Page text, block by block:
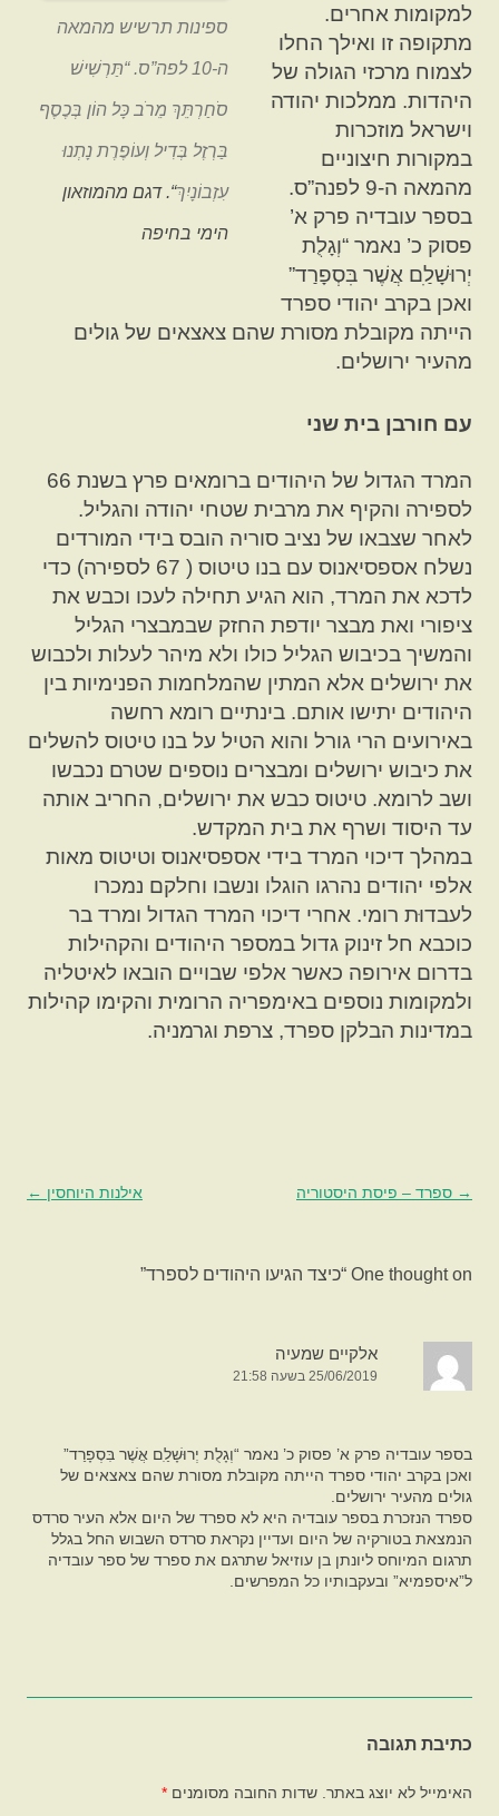
ספינות תרשיש מהמאה
ה-10 לפה”ס. “תַּרְשִׁישׁ
סֹחַרְתֵּךְ מֵרֹב כָּל הוֹן בְּכֶסֶף
בַּרְזֶל בְּדִיל וְעוֹפֶרֶת נָתְנוּ
עִזְבוֹנָיִךְ“. דגם מהמוזאון
הימי בחיפה
למקומות אחרים.
מתקופה זו ואילך החלו
לצמוח מרכזי הגולה של
היהדות. ממלכות יהודה
וישראל מוזכרות
במקורות חיצוניים
מהמאה ה-9 לפנה”ס.
בספר עובדיה פרק א’
פסוק כ’ נאמר “וְגָלֻת
יְרוּשָׁלַ‍ִם אֲשֶׁר בִּסְפָרַד”
ואכן בקרב יהודי ספרד
הייתה מקובלת מסורת שהם צאצאים של גולים
מהעיר ירושלים.
עם חורבן בית שני
המרד הגדול של היהודים ברומאים פרץ בשנת 66
לספירה והקיף את מרבית שטחי יהודה והגליל.
לאחר שצבאו של נציב סוריה הובס בידי המורדים
נשלח אספסיאנוס עם בנו טיטוס ( 67 לספירה) כדי
לדכא את המרד, הוא הגיע תחילה לעכו וכבש את
ציפורי ואת מבצר יודפת החזק שבמבצרי הגליל
והמשיך בכיבוש הגליל כולו ולא מיהר לעלות ולכבוש
את ירושלים אלא המתין שהמלחמות הפנימיות בין
היהודים יתישו אותם. בינתיים רומא רחשה
באירועים הרי גורל והוא הטיל על בנו טיטוס להשלים
את כיבוש ירושלים ומבצרים נוספים שטרם נכבשו
ושב לרומא. טיטוס כבש את ירושלים, החריב אותה
עד היסוד ושרף את בית המקדש.
במהלך דיכוי המרד בידי אספסיאנוס וטיטוס מאות
אלפי יהודים נהרגו הוגלו ונשבו וחלקם נמכרו
לעבדוּת רומי. אחרי דיכוי המרד הגדול ומרד בר
כוכבא חל זינוק גדול במספר היהודים והקהילות
בדרום אירופה כאשר אלפי שבויים הובאו לאיטליה
ולמקומות נוספים באימפריה הרומית והקימו קהילות
במדינות הבלקן ספרד, צרפת וגרמניה.
ניווט
→ ספרד – פיסת היסטוריה אילנות היוחסין ←
One thought on “ כיצד הגיעו היהודים לספרד”
אלקיים שמעיה
25/06/2019 בשעה 21:58
בספר עובדיה פרק א’ פסוק כ’ נאמר “וְגָלֻת יְרוּשָׁלַ‍ִם אֲשֶׁר בִּסְפָרַד”
ואכן בקרב יהודי ספרד הייתה מקובלת מסורת שהם צאצאים של
גולים מהעיר ירושלים.
ספרד הנזכרת בספר עובדיה היא לא ספרד של היום אלא העיר סרדס
הנמצאת בטורקיה של היום ועדיין נקראת סרדס השבוש החל בגלל
תרגום המיוחס ליונתן בן עוזיאל שתרגם את ספרד של ספר עובדיה
ל”איספמיא” ובעקבותיו כל המפרשים.
כתיבת תגובה
האימייל לא יוצג באתר. שדות החובה מסומנים *